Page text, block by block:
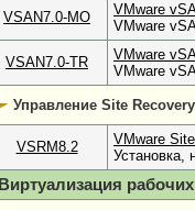
VSAN7.0-MO
VMware
VMware
VSAN7.0-TR
VMware
VMware
Управление Site
VSRM8.2
VMware
Установка,
Виртуализация